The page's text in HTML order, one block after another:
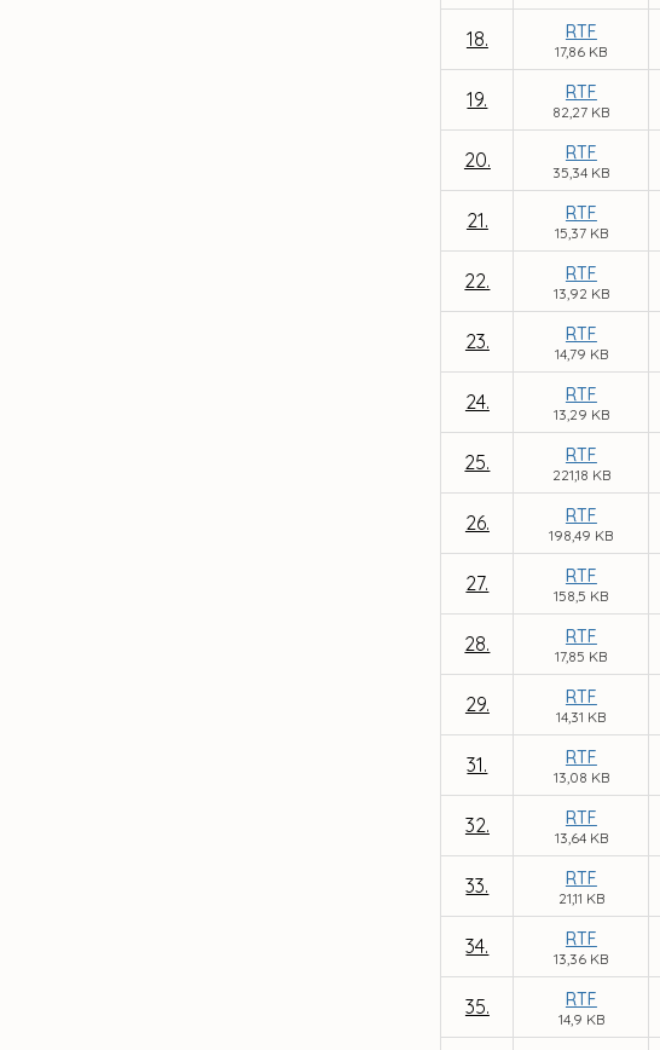
18. RTF
17,86 KB
19. RTF
82,27 KB
20. RTF
35,34 KB
21. RTF
15,37 KB
22. RTF
13,92 KB
23. RTF
14,79 KB
24. RTF
13,29 KB
25. RTF
221,18 KB
26. RTF
198,49 KB
27. RTF
158,5 KB
28. RTF
17,85 KB
29. RTF
14,31 KB
31. RTF
13,08 KB
32. RTF
13,64 KB
33. RTF
21,11 KB
34. RTF
13,36 KB
35. RTF
14,9 KB